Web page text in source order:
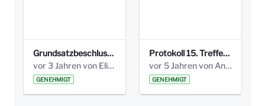
Grundsatzbeschluss Bismarckplatz_440_2021.pdf
vor 3 Jahren von Elisa Söll
GENEHMIGT
Protokoll 15. Treffen 20161006 AG Bismarckplatz.pdf
vor 5 Jahren von Anni Schlumberger
GENEHMIGT